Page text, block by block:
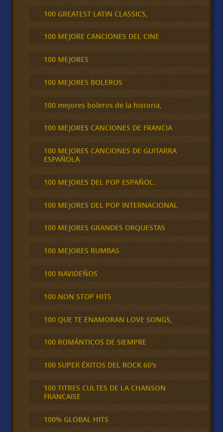
100 GREATEST LATIN CLASSICS,
100 MEJORE CANCIONES DEL CINE
100 MEJORES
100 MEJORES BOLEROS
100 mejores boleros de la historia,
100 MEJORES CANCIONES DE FRANCIA
100 MEJORES CANCIONES DE GUITARRA
ESPAÑOLA
100 MEJORES DEL POP ESPAÑOL.
100 MEJORES DEL POP INTERNACIONAL
100 MEJORES GRANDES ORQUESTAS
100 MEJORES RUMBAS
100 NAVIDEÑOS
100 NON STOP HITS
100 QUE TE ENAMORAN LOVE SONGS,
100 ROMÁNTICOS DE SIEMPRE
100 SUPER ÉXITOS DEL ROCK 60's
100 TITRES CULTES DE LA CHANSON
FRANCAISE
100% GLOBAL HITS